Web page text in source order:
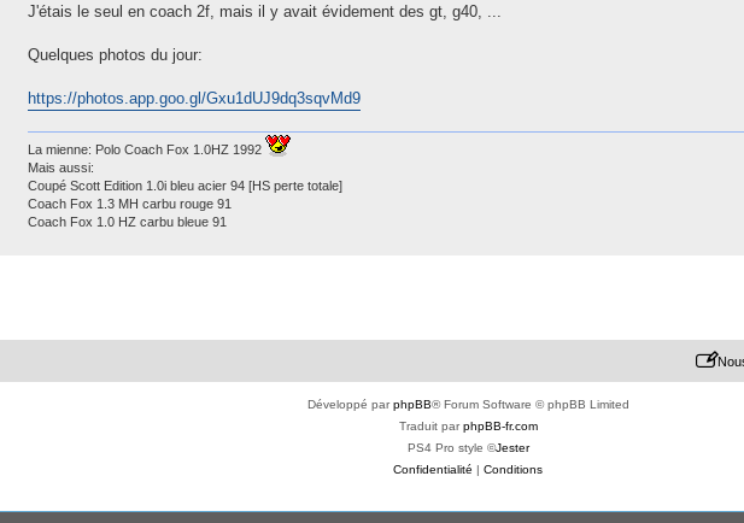
J'étais le seul en coach 2f, mais il y avait évidement des gt, g40, ...
Quelques photos du jour:
https://photos.app.goo.gl/Gxu1dUJ9dq3sqvMd9
La mienne: Polo Coach Fox 1.0HZ 1992
Mais aussi:
Coupé Scott Edition 1.0i bleu acier 94 [HS perte totale]
Coach Fox 1.3 MH carbu rouge 91
Coach Fox 1.0 HZ carbu bleue 91
Développé parphpBB® Forum Software © phpBB Limited
Traduit parphpBB-fr.com
PS4 Pro style ©Jester
Confidentialité | Conditions